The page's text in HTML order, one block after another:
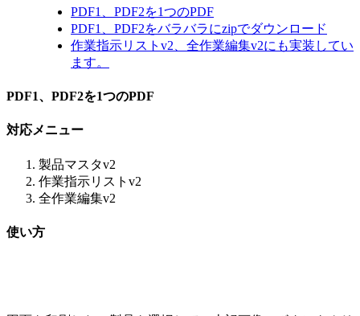
PDF1、PDF2を1つのPDF
PDF1、PDF2をバラバラにzipでダウンロード
作業指示リストv2、全作業編集v2にも実装してい
ます。
PDF1、PDF2を1つのPDF
対応メニュー
製品マスタv2
作業指示リストv2
全作業編集v2
使い方